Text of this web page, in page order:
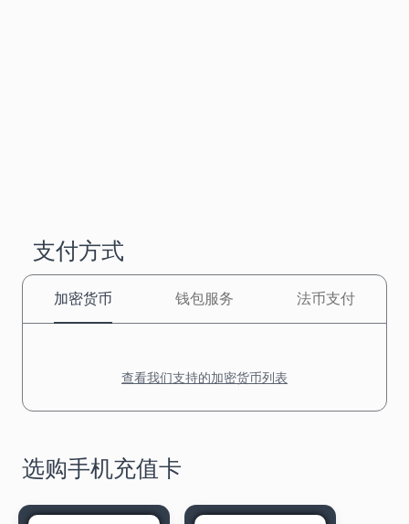
支付方式
加密货币 钱包服务 法币支付
查看我们支持的加密货币列表
选购手机充值卡